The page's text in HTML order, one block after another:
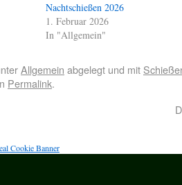
Nachtschießen 2026
1. Februar 2026
In "Allgemein"
Allgemein abgelegt und mit
Permalink.
Cookie Banner